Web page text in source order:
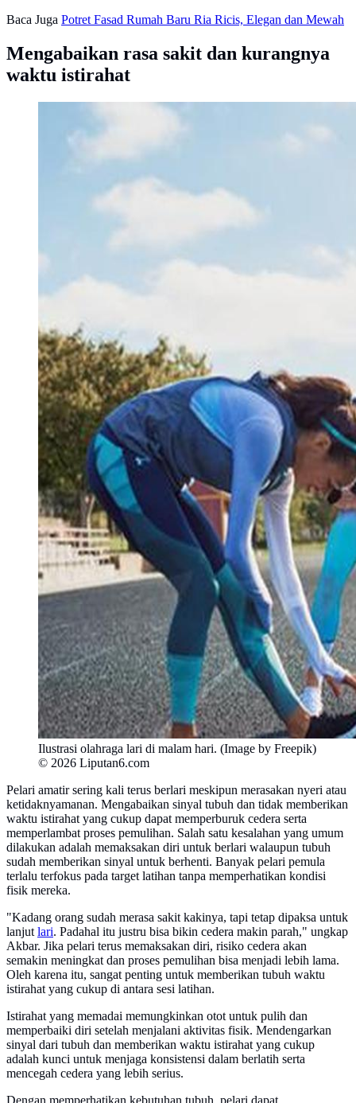
Baca Juga Potret Fasad Rumah Baru Ria Ricis, Elegan dan Mewah
Mengabaikan rasa sakit dan kurangnya
waktu istirahat
Ilustrasi olahraga lari di malam hari. (Image by Freepik)
© 2026 Liputan6.com
Pelari amatir sering kali terus berlari meskipun merasakan nyeri atau
ketidaknyamanan. Mengabaikan sinyal tubuh dan tidak memberikan
waktu istirahat yang cukup dapat memperburuk cedera serta
memperlambat proses pemulihan. Salah satu kesalahan yang umum
dilakukan adalah memaksakan diri untuk berlari walaupun tubuh
sudah memberikan sinyal untuk berhenti. Banyak pelari pemula
terlalu terfokus pada target latihan tanpa memperhatikan kondisi
fisik mereka.
"Kadang orang sudah merasa sakit kakinya, tapi tetap dipaksa untuk
lanjut lari. Padahal itu justru bisa bikin cedera makin parah," ungkap
Akbar. Jika pelari terus memaksakan diri, risiko cedera akan
semakin meningkat dan proses pemulihan bisa menjadi lebih lama.
Oleh karena itu, sangat penting untuk memberikan tubuh waktu
istirahat yang cukup di antara sesi latihan.
Istirahat yang memadai memungkinkan otot untuk pulih dan
memperbaiki diri setelah menjalani aktivitas fisik. Mendengarkan
sinyal dari tubuh dan memberikan waktu istirahat yang cukup
adalah kunci untuk menjaga konsistensi dalam berlatih serta
mencegah cedera yang lebih serius.
Dengan memperhatikan kebutuhan tubuh, pelari dapat